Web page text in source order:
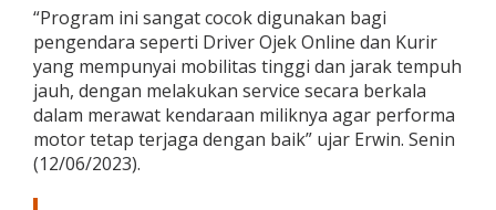
o
t
o
r
“Program ini sangat cocok digunakan bagi
pengendara seperti Driver Ojek Online dan Kurir
yang mempunyai mobilitas tinggi dan jarak tempuh
jauh, dengan melakukan service secara berkala
dalam merawat kendaraan miliknya agar performa
motor tetap terjaga dengan baik” ujar Erwin. Senin
(12/06/2023).